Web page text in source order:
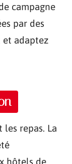
campagne
par des
et adaptez
repas. La
hôtels de